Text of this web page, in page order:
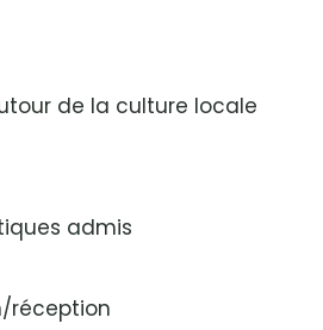
de la culture locale
admis
réception